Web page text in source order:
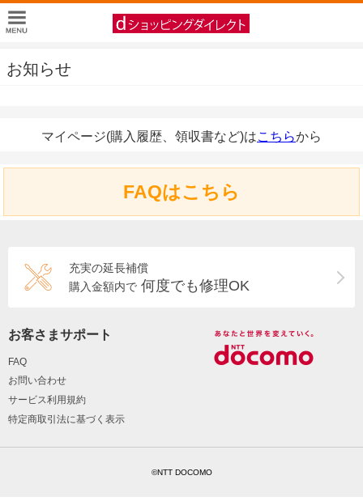
お知らせ
マイページ(購入履歴、領収書など)はこちらから
FAQはこちら
充実の延長補償
購入金額内で 何度でも修理OK
お客さまサポート
FAQ
お問い合わせ
サービス利用規約
特定商取引法に基づく表示
©NTT DOCOMO